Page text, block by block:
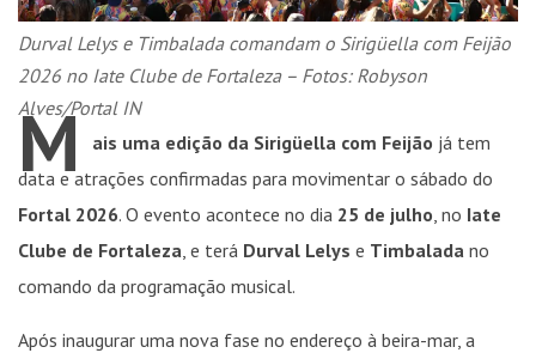
Durval Lelys e Timbalada comandam o Sirigüella com Feijão
2026 no Iate Clube de Fortaleza – Fotos: Robyson
Alves/Portal IN
M ais uma edição da Sirigüella com Feijão já tem
data e atrações confirmadas para movimentar o sábado do
Fortal 2026. O evento acontece no dia 25 de julho , no Iate
Clube de Fortaleza , e terá Durval Lelys e Timbalada no
comando da programação musical.
Após inaugurar uma nova fase no endereço à beira-mar, a